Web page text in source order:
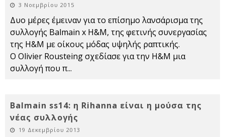
3 Νοεμβρίου 2015
Δυο μέρες έμειναν για το επίσημο λανσάρισμα της
συλλογής Balmain x H&M, της φετινής συνεργασίας
της H&M με οίκους μόδας υψηλής ραπτικής.
Ο Olivier Rousteing σχεδίασε για την H&M μια
συλλογή που π...
Balmain ss14: η Rihanna είναι η μούσα της
νέας συλλογής
19 Δεκεμβρίου 2013